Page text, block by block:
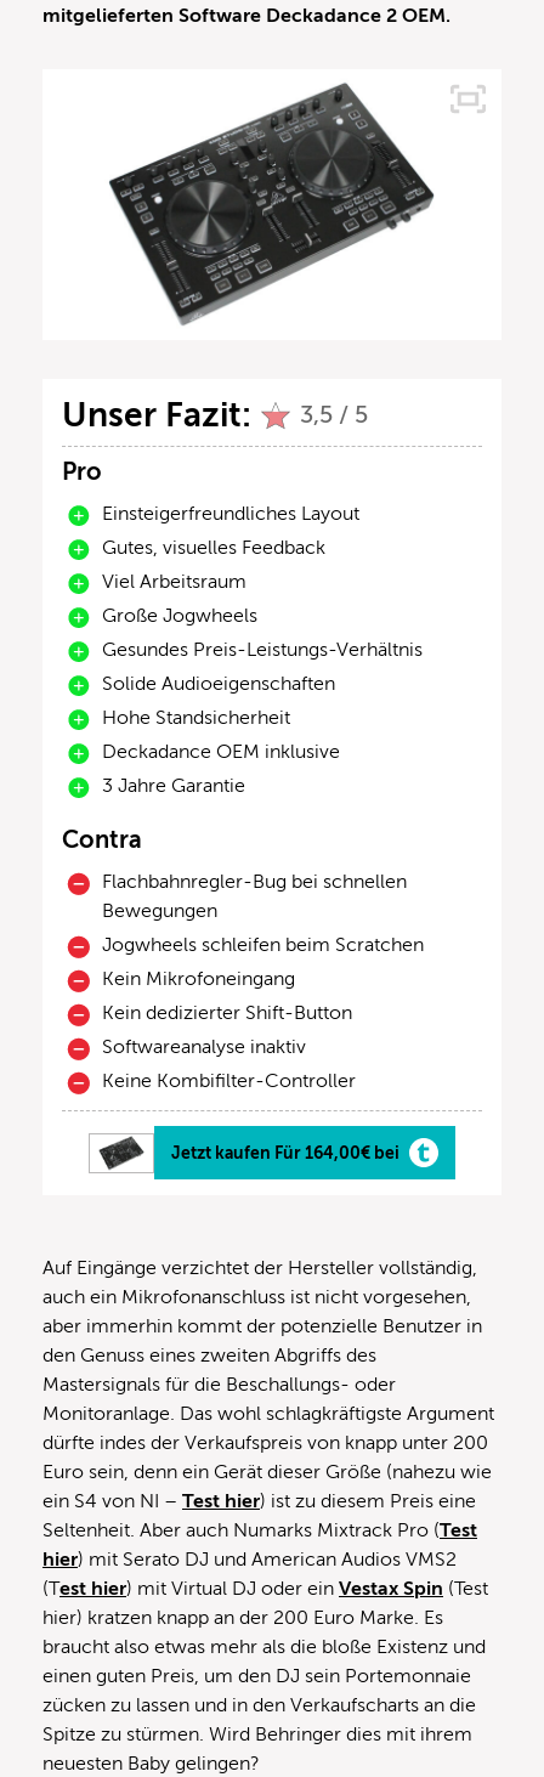
mitgelieferten Software Deckadance 2 OEM.
Unser Fazit: 3,5 / 5
Pro
Einsteigerfreundliches Layout
Gutes, visuelles Feedback
Viel Arbeitsraum
Große Jogwheels
Gesundes Preis-Leistungs-Verhältnis
Solide Audioeigenschaften
Hohe Standsicherheit
Deckadance OEM inklusive
3 Jahre Garantie
Contra
Flachbahnregler-Bug bei schnellen
Bewegungen
Jogwheels schleifen beim Scratchen
Kein Mikrofoneingang
Kein dedizierter Shift-Button
Softwareanalyse inaktiv
Keine Kombifilter-Controller
Jetzt kaufen Für 164,00€ bei
Auf Eingänge verzichtet der Hersteller vollständig,
auch ein Mikrofonanschluss ist nicht vorgesehen,
aber immerhin kommt der potenzielle Benutzer in
den Genuss eines zweiten Abgriffs des
Mastersignals für die Beschallungs- oder
Monitoranlage. Das wohl schlagkräftigste Argument
dürfte indes der Verkaufspreis von knapp unter 200
Euro sein, denn ein Gerät dieser Größe (nahezu wie
ein S4 von NI – Test hier) ist zu diesem Preis eine
Seltenheit. Aber auch Numarks Mixtrack Pro (Test
hier) mit Serato DJ und American Audios VMS2
(Test hier) mit Virtual DJ oder ein Vestax Spin (Test
hier) kratzen knapp an der 200 Euro Marke. Es
braucht also etwas mehr als die bloße Existenz und
einen guten Preis, um den DJ sein Portemonnaie
zücken zu lassen und in den Verkaufscharts an die
Spitze zu stürmen. Wird Behringer dies mit ihrem
neuesten Baby gelingen?